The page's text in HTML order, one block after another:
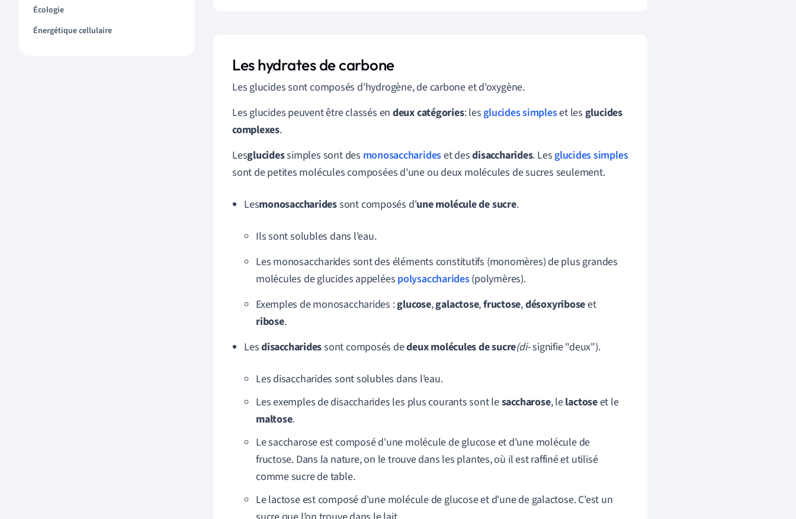
Écologie
Énergétique cellulaire
Les hydrates de carbone
Les glucides sont composés d'hydrogène, de carbone et d'oxygène.
Les glucides peuvent être classés en deux catégories: lesglucides simpleset les glucides
complexes.
Lesglucidessimples sont des monosaccharideset desdisaccharides. Lesglucides simples
sont de petites molécules composées d'une ou deux molécules de sucres seulement.
Lesmonosaccharidessont composés d'une molécule de sucre.
Ils sont solubles dans l'eau.
Les monosaccharides sont des éléments constitutifs (monomères) de plus grandes
molécules de glucides appelées polysaccharides(polymères).
Exemples de monosaccharides :glucose,galactose,fructose,désoxyriboseet
ribose.
Lesdisaccharidessont composés dedeux molécules de sucre(di-signifie "deux").
Les disaccharides sont solubles dans l'eau.
Les exemples de disaccharides les plus courants sont lesaccharose, lelactoseet le
maltose.
Le saccharose est composé d'une molécule de glucose et d'une molécule de
fructose. Dans la nature, on le trouve dans les plantes, où il est raffiné et utilisé
comme sucre de table.
Le lactose est composé d'une molécule de glucose et d'une de galactose. C'est un